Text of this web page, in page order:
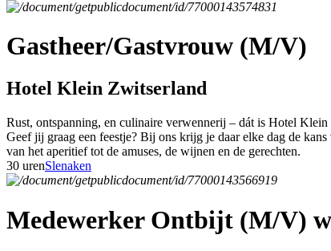
Gastheer/Gastvrouw (M/V)
Hotel Klein Zwitserland
Rust, ontspanning, en culinaire verwennerij – dát is Hotel
Geef jij graag een feestje? Bij ons krijg je daar elke dag de
van het aperitief tot de amuses, de wijnen en de gerechten.
30 urenSlenaken
Medewerker Ontbijt (M/V)